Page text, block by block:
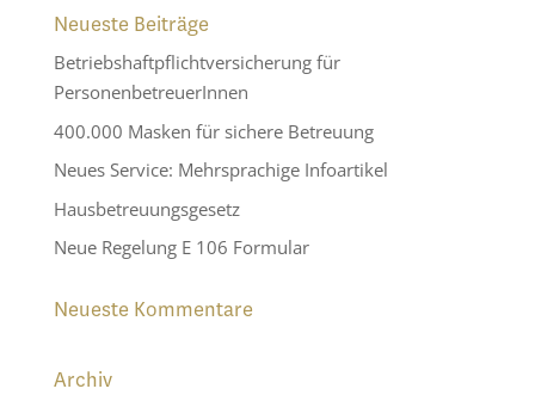
Neueste Beiträge
Betriebshaftpflichtversicherung für
PersonenbetreuerInnen
400.000 Masken für sichere Betreuung
Neues Service: Mehrsprachige Infoartikel
Hausbetreuungsgesetz
Neue Regelung E 106 Formular
Neueste Kommentare
Archiv